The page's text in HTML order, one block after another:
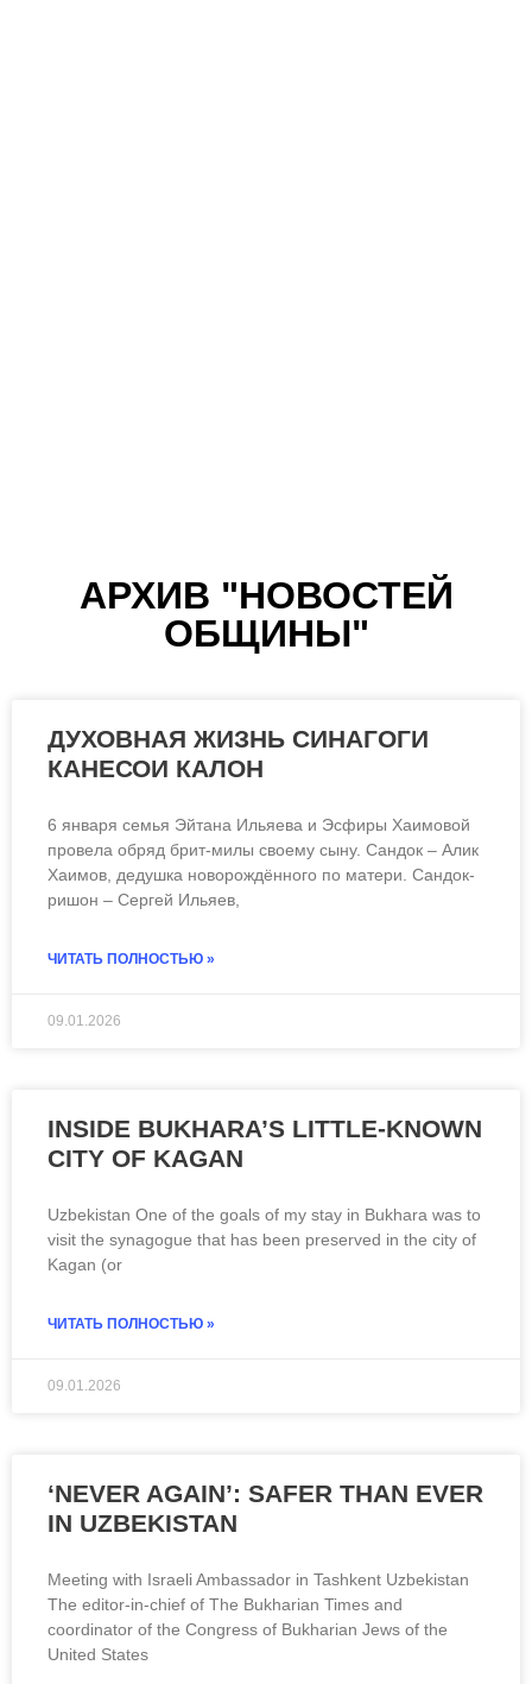
MATCHTHE ART OF
JEWISH
АРХИВ "НОВОСТЕЙ
ОБЩИНЫ"
ДУХОВНАЯ ЖИЗНЬ СИНАГОГИ
КАНЕСОИ КАЛОН
6 января cемья Эйтана Ильяева и Эсфиры Хаимовой
провела обряд брит-милы своему сыну. Сандок – Алик
Хаимов, дедушка новорождённого по матери. Сандок-
ришон – Сергей Ильяев,
ЧИТАТЬ ПОЛНОСТЬЮ »
09.01.2026
INSIDE BUKHARA’S LITTLE-KNOWN
CITY OF KAGAN
Uzbekistan One of the goals of my stay in Bukhara was to
visit the synagogue that has been preserved in the city of
Kagan (or
ЧИТАТЬ ПОЛНОСТЬЮ »
09.01.2026
‘NEVER AGAIN’: SAFER THAN EVER
IN UZBEKISTAN
Meeting with Israeli Ambassador in Tashkent Uzbekistan
The editor-in-chief of The Bukharian Times and
coordinator of the Congress of Bukharian Jews of the
United States